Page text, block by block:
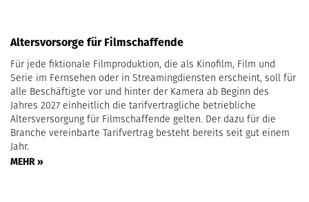
Altersvorsorge für Filmschaffende
Für jede fiktionale Filmproduktion, die als Kinofilm, Film und
Serie im Fernsehen oder in Streamingdiensten erscheint, soll für
alle Beschäftigte vor und hinter der Kamera ab Beginn des
Jahres 2027 einheitlich die tarifvertragliche betriebliche
Altersversorgung für Filmschaffende gelten. Der dazu für die
Branche vereinbarte Tarifvertrag besteht bereits seit gut einem
Jahr.
MEHR »